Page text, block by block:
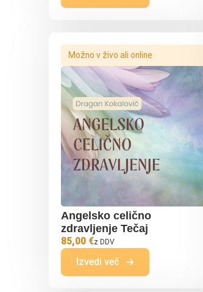
Možno v živo ali online
Angelsko celično
zdravljenje Tečaj
85,00 €z DDV
Izvedi več